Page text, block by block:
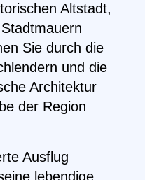
Altstadt,
Sie durch die
und die
Architektur
der Region
Ausflug
lebendige